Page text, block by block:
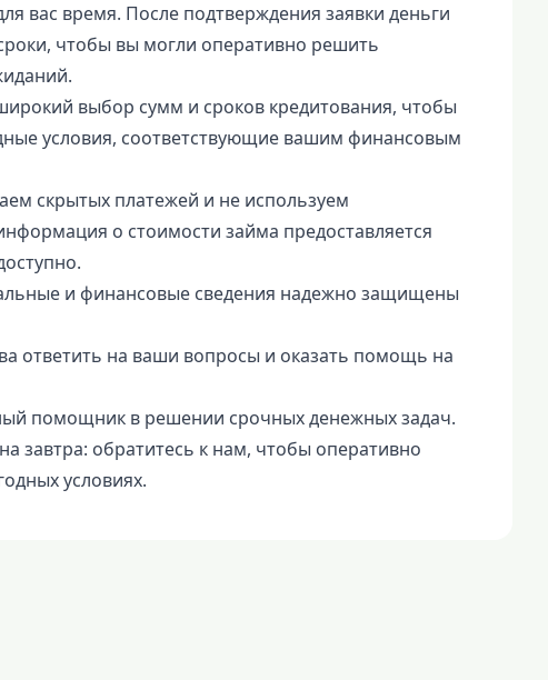
вас время. После подтверждения заявки деньги
чтобы вы могли оперативно решить
выбор сумм и сроков кредитования, чтобы
условия, соответствующие вашим финансовым
скрытых платежей и не используем
о стоимости займа предоставляется
и финансовые сведения надежно защищены
ответить на ваши вопросы и оказать помощь на
помощник в решении срочных денежных задач.
завтра: обратитесь к нам, чтобы оперативно
условиях.